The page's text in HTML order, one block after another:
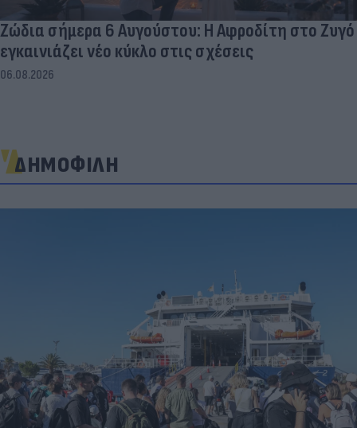
Ζώδια σήμερα 6 Αυγούστου: Η Αφροδίτη στο Ζυγό
εγκαινιάζει νέο κύκλο στις σχέσεις
06.08.2026
ΔΗΜΟΦΙΛΗ